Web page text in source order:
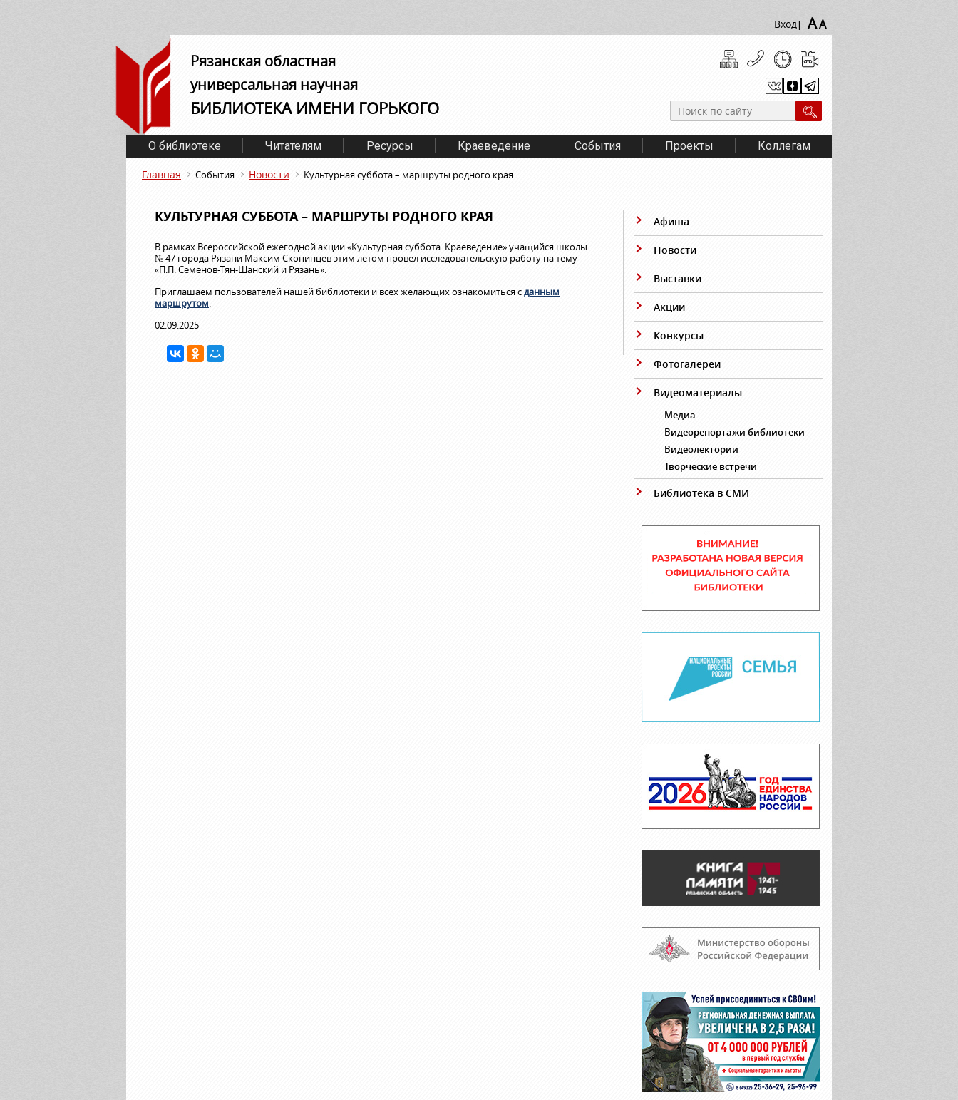
Вход| AA
Рязанская областная
универсальная научная
БИБЛИОТЕКА ИМЕНИ ГОРЬКОГО
О библиотеке Читателям Ресурсы Краеведение События Проекты Коллегам
Главная События Новости Культурная суббота – маршруты родного края
КУЛЬТУРНАЯ СУББОТА – МАРШРУТЫ РОДНОГО КРАЯ
В рамках Всероссийской ежегодной акции «Культурная суббота. Краеведение» учащийся школы
№ 47 города Рязани Максим Скопинцев этим летом провел исследовательскую работу на тему
«П.П. Семенов-Тян-Шанский и Рязань».
Приглашаем пользователей нашей библиотеки и всех желающих ознакомиться сданным
маршрутом.
02.09.2025
Афиша
Новости
Выставки
Акции
Конкурсы
Фотогалереи
Видеоматериалы
Медиа
Видеорепортажи библиотеки
Видеолектории
Творческие встречи
Библиотека в СМИ